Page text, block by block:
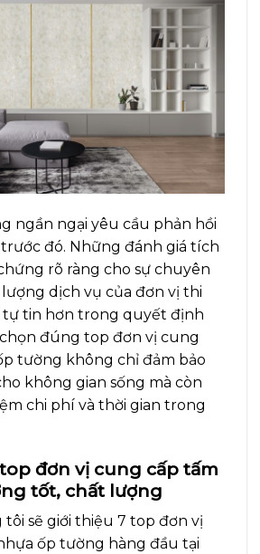
ngần ngại yêu cầu phản hồi
đó. Những đánh giá tích
rõ ràng cho sự chuyên
dịch vụ của đơn vị thi
tự tin hơn trong quyết định
đúng top đơn vị cung
tường không chỉ đảm bảo
không gian sống mà còn
chi phí và thời gian trong
đơn vị cung cấp tấm
tốt, chất lượng
tôi sẽ giới thiệu 7 top đơn vị
ốp tường hàng đầu tại